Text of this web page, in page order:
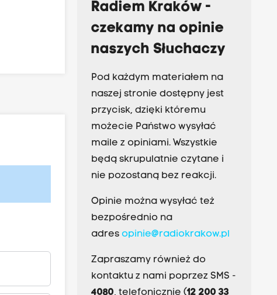
Radiem Kraków -
czekamy na opinie
naszych Słuchaczy
Pod każdym materiałem na
naszej stronie dostępny jest
przycisk, dzięki któremu
możecie Państwo wysyłać
maile z opiniami. Wszystkie
będą skrupulatnie czytane i
nie pozostaną bez reakcji.
Opinie można wysyłać też
bezpośrednio na
adres opinie@radiokrakow.pl
Zapraszamy również do
kontaktu z nami poprzez SMS -
4080, telefonicznie (12 200 33